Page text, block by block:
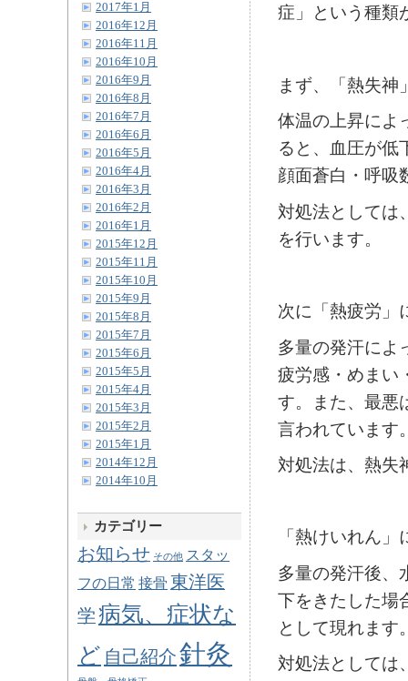
症」という種類
まず、「熱失神
体温の上昇によ
ると、血圧が低
顔面蒼白・呼吸
対処法としては
を行います。
次に「熱疲労」
多量の発汗によ
疲労感・めまい
す。また、最悪
言われています
対処法は、熱失
「熱けいれん」
多量の発汗後、
下をきたした場
として現れます
対処法としては
2017年1月
2016年12月
2016年11月
2016年10月
2016年9月
2016年8月
2016年7月
2016年6月
2016年5月
2016年4月
2016年3月
2016年2月
2016年1月
2015年12月
2015年11月
2015年10月
2015年9月
2015年8月
2015年7月
2015年6月
2015年5月
2015年4月
2015年3月
2015年2月
2015年1月
2014年12月
2014年10月
カテゴリー
お知らせ その他 スタッ
フの日常 接骨 東洋医
学病気、症状な
ど 自己紹介針灸